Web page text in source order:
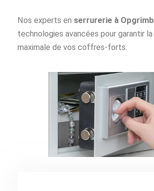
Nos experts en serrurerie à
technologies avancées pour garantir
maximale de vos coffres-forts.